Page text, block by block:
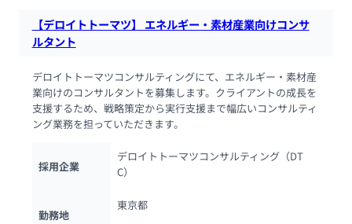
【デロイトトーマツ】 エネルギー・素材産業向けコンサ
ルタント
デロイトトーマツコンサルティングにて、エネルギー・素材産
業向けのコンサルタントを募集します。クライアントの成長を
支援するため、戦略策定から実行支援まで幅広いコンサルティ
ング業務を担っていただきます。
採用企業
デロイトトーマツコンサルティング（DT
C）
勤務地
東京都